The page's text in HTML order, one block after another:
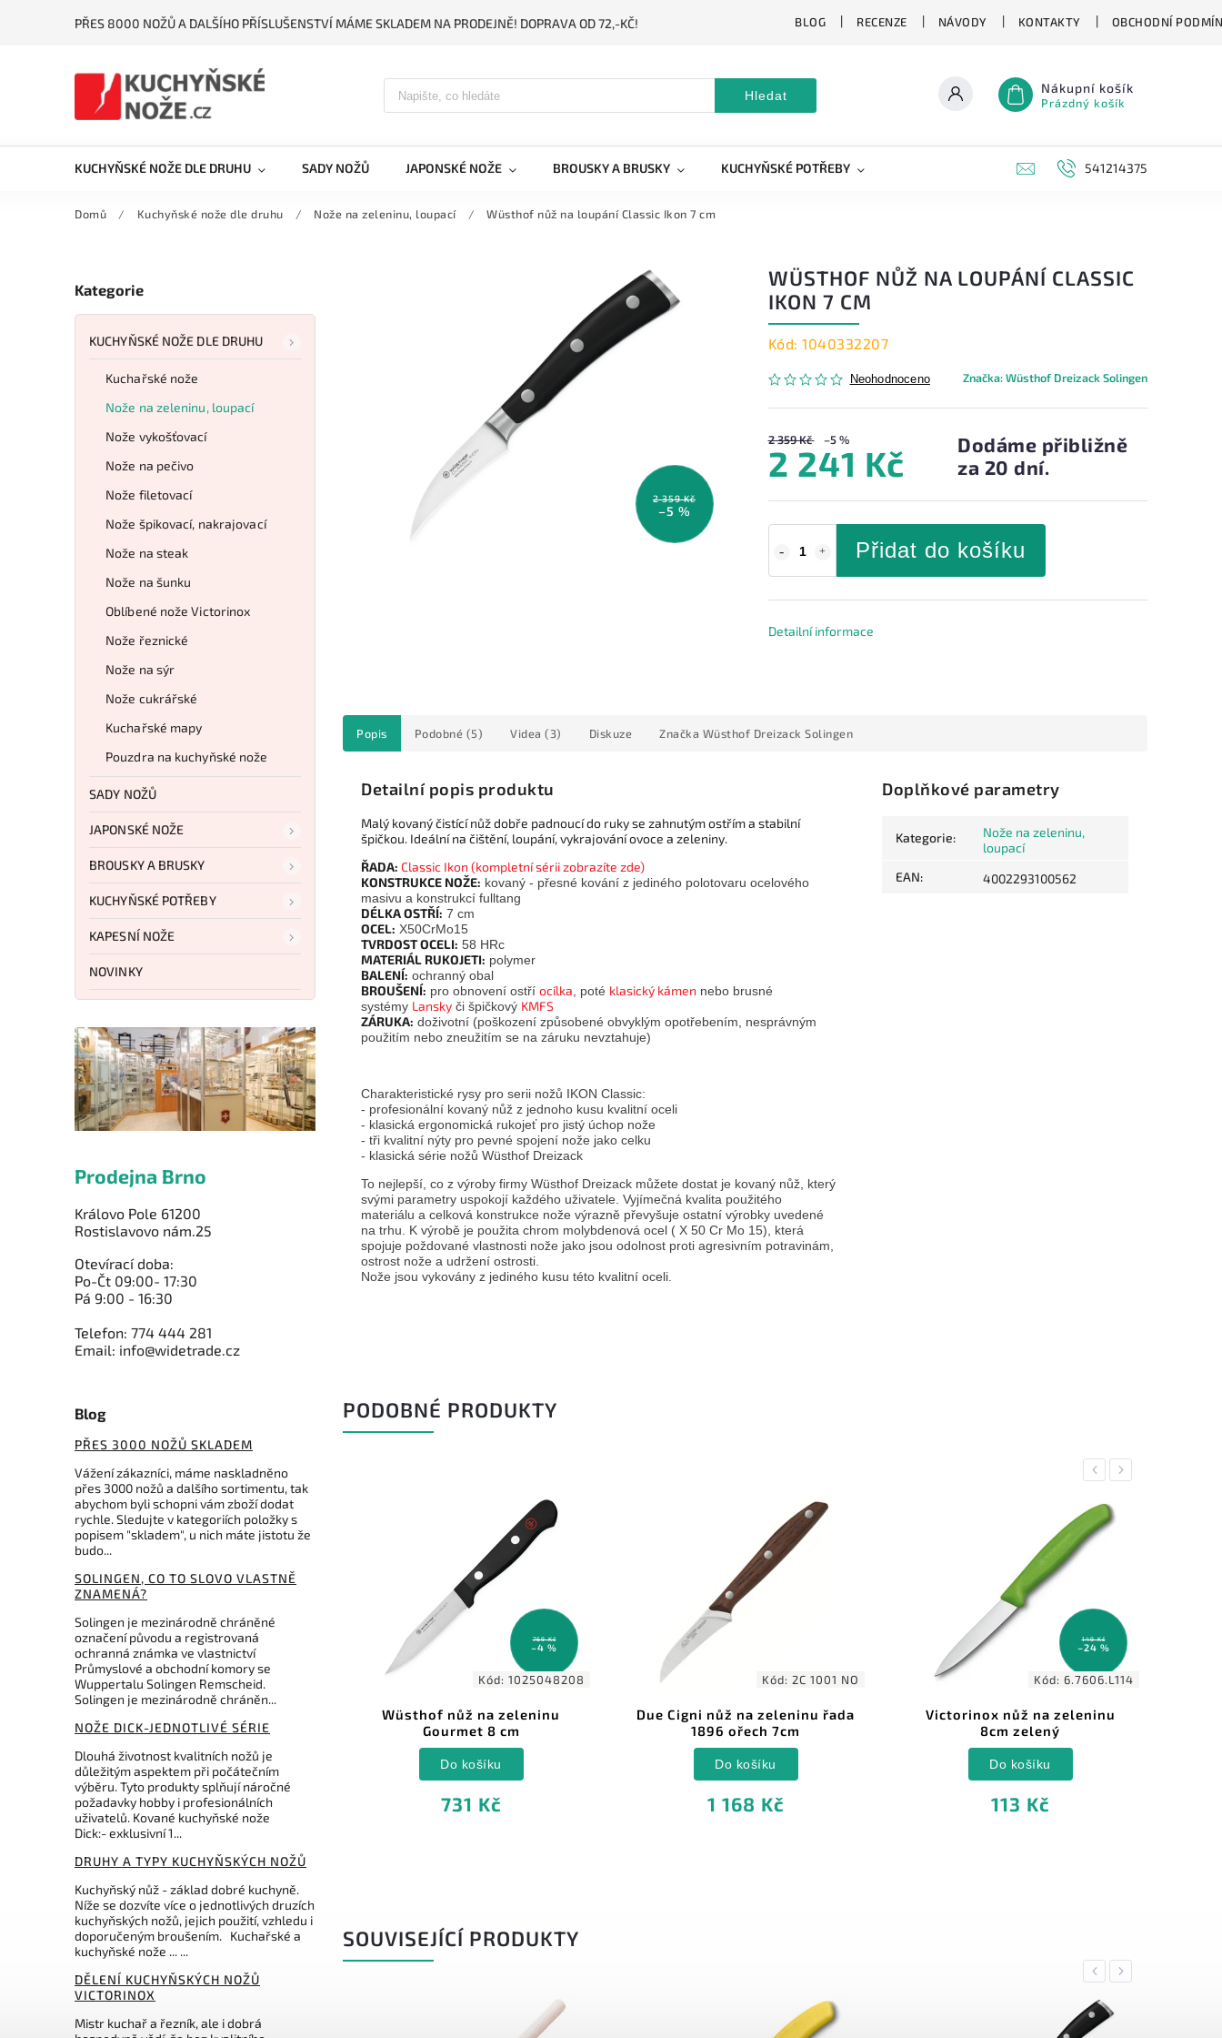
PŘES 8000 NOŽŮ A DALŠÍHO PŘÍSLUŠENSTVÍ MÁME SKLADEM NA PRODEJNĚ! DOPRAVA OD 72,-KČ! BLOG RECENZE NÁVODY KONTAKTY OBCHODNÍ
Hledat Nákupní košík
Prázdný košík
KUCHYŇSKÉ NOŽE DLE DRUHU SADY NOŽŮ JAPONSKÉ NOŽE BROUSKY A BRUSKY KUCHYŇSKÉ POTŘEBY NOVINKY ZNAČKY
541214375
Domů / Kuchyňské nože dle druhu / Nože na zeleninu, loupací / Wüsthof nůž na loupání Classic Ikon 7 cm
Kategorie
KUCHYŇSKÉ NOŽE DLE DRUHU
Kuchařské nože
Nože na zeleninu, loupací
Nože vykošťovací
Nože na pečivo
Nože filetovací
Nože špikovací, nakrajovací
Nože na steak
Nože na šunku
Oblíbené nože Victorinox
Nože řeznické
Nože na sýr
Nože cukrářské
Kuchařské mapy
Pouzdra na kuchyňské nože
SADY NOŽŮ
JAPONSKÉ NOŽE
BROUSKY A BRUSKY
KUCHYŇSKÉ POTŘEBY
KAPESNÍ NOŽE
NOVINKY
Prodejna Brno
Královo Pole 61200
Rostislavovo nám.25
Otevírací doba:
Po-Čt 09:00- 17:30
Pá 9:00 - 16:30
Telefon: 774 444 281
Email: info@widetrade.cz
Blog
PŘES 3000 NOŽŮ SKLADEM
Vážení zákazníci, máme naskladněno
přes 3000 nožů a dalšího sortimentu, tak
abychom byli schopni vám zboží dodat
rychle. Sledujte v kategoriích položky s
popisem "skladem", u nich máte jistotu že
budo...
SOLINGEN, CO TO SLOVO VLASTNĚ
ZNAMENÁ?
Solingen je mezinárodně chráněné
označení původu a registrovaná
ochranná známka ve vlastnictví
Průmyslové a obchodní komory se
Wuppertalu Solingen Remscheid.
Solingen je mezinárodně chráněn...
NOŽE DICK-JEDNOTLIVÉ SÉRIE
Dlouhá životnost kvalitních nožů je
důležitým aspektem při počátečním
výběru. Tyto produkty splňují náročné
požadavky hobby i profesionálních
uživatelů. Kované kuchyňské nože
Dick:- exklusivní 1...
DRUHY A TYPY KUCHYŇSKÝCH NOŽŮ
Kuchyňský nůž - základ dobré kuchyně.
Níže se dozvíte více o jednotlivých druzích
kuchyňských nožů, jejich použití, vzhledu i
doporučeným broušením. Kuchařské a
kuchyňské nože ... ...
DĚLENÍ KUCHYŇSKÝCH NOŽŮ
VICTORINOX
Mistr kuchař a řezník, ale i dobrá
2 359 Kč
–5 %
WÜSTHOF NŮŽ NA LOUPÁNÍ CLASSIC
IKON 7 CM
Kód: 1040332207
Neohodnoceno Značka:Wüsthof Dreizack Solingen
2 359 Kč –5 %
2 241 Kč
Dodáme přibližně
za 20 dní.
Přidat do košíku
Detailní informace
Popis Podobné (5) Videa (3) Diskuze Značka Wüsthof Dreizack Solingen
Detailní popis produktu
Malý kovaný čistící nůž dobře padnoucí do ruky se zahnutým ostřím a stabilní
špičkou. Ideální na čištění, loupání, vykrajování ovoce a zeleniny.
ŘADA: Classic Ikon (kompletní sérii zobrazíte zde)
KONSTRUKCE NOŽE: kovaný - přesné kování z jediného polotovaru ocelového
masivu a konstrukcí fulltang
DÉLKA OSTŘÍ: 7 cm
OCEL: X50CrMo15
TVRDOST OCELI: 58 HRc
MATERIÁL RUKOJETI: polymer
BALENÍ: ochranný obal
BROUŠENÍ: pro obnovení ostří ocílka, poté klasický kámen nebo brusné
systémy Lansky či špičkový KMFS
ZÁRUKA: doživotní (poškození způsobené obvyklým opotřebením, nesprávným
použitím nebo zneužitím se na záruku nevztahuje)
Charakteristické rysy pro serii nožů IKON Classic:
- profesionální kovaný nůž z jednoho kusu kvalitní oceli
- klasická ergonomická rukojeť pro jistý úchop nože
- tři kvalitní nýty pro pevné spojení nože jako celku
- klasická série nožů Wüsthof Dreizack
To nejlepší, co z výroby firmy Wüsthof Dreizack můžete dostat je kovaný nůž, který
svými parametry uspokojí každého uživatele. Vyjímečná kvalita použitého
materiálu a celková konstrukce nože výrazně převyšuje ostatní výrobky uvedené
na trhu. K výrobě je použita chrom molybdenová ocel ( X 50 Cr Mo 15), která
spojuje poždované vlastnosti nože jako jsou odolnost proti agresivním potravinám,
ostrost nože a udržení ostrosti.
Nože jsou vykovány z jediného kusu této kvalitní oceli.
Doplňkové parametry
Kategorie:
Nože na zeleninu,
loupací
EAN: 4002293100562
PODOBNÉ PRODUKTY
Previous
149 Kč
–26 %
Kód:6.7403
Wüsthof nůž na zeleninu
Gourmet 8 cm
2C 1001 NO
Due Cigni nůž na zeleninu řada
6.7606.L114
Victorinox nůž na zeleninu
Burgvogel nůž na
Next
SOUVISEJÍCÍ PRODUKTY
Previous
Next